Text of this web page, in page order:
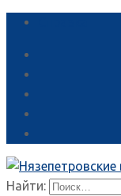
Найти: